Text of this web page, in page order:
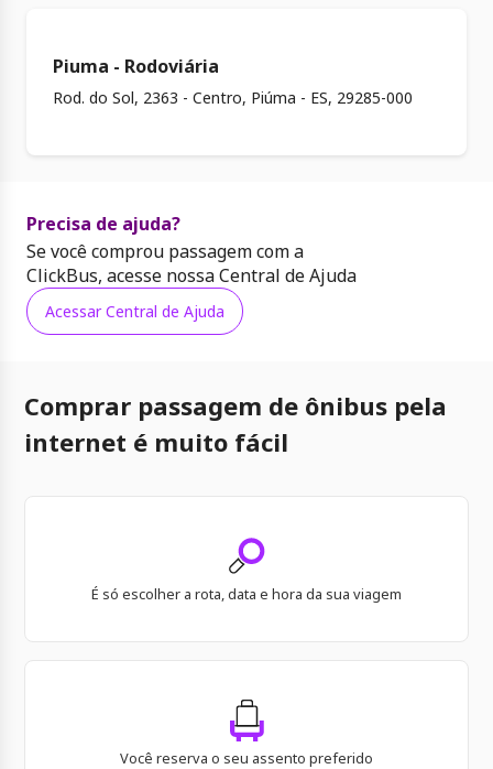
Piuma - Rodoviária
Rod. do Sol, 2363 - Centro, Piúma - ES, 29285-000
Precisa de ajuda?
Se você comprou passagem com a
ClickBus, acesse nossa Central de Ajuda
Acessar Central de Ajuda
Comprar passagem de ônibus pela
internet é muito fácil
É só escolher a rota, data e hora da sua viagem
Você reserva o seu assento preferido